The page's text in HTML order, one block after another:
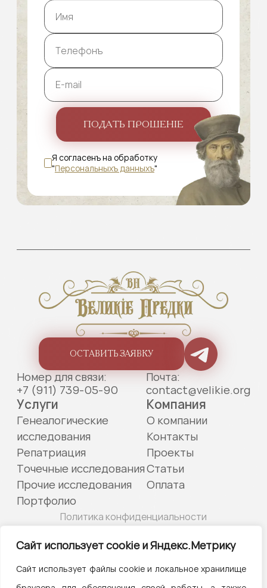
Сайт использует cookie и Яндекс.Метрику
Сайт использует файлы cookie и локальное хранилище
ПОДАТЬ ПРОШЕНІЕ
Я согласенъ на обработку
"Персональныхъ данныхъ"
ОСТАВИТЬ ЗАЯВКУ
Номер для связи:
+7 (911) 739-05-90
Почта:
contact@velikie.org
Услуги
Генеалогические
исследования
Репатриация
Точечные исследования
Прочие исследования
Портфолио
Компания
О компании
Контакты
Проекты
Статьи
Оплата
Политика конфиденциальности
ИП Курпан Николай Андреевич, ОГРНИП 320784700252372,
ИНН 783901005049